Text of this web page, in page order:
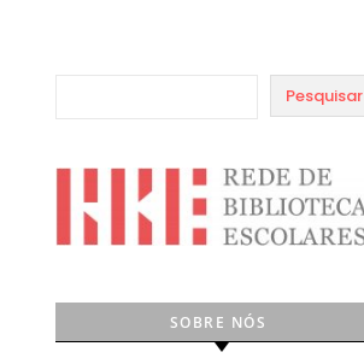
Pesquisar
SOBRE NÓS